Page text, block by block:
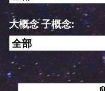
大概念 子概念: